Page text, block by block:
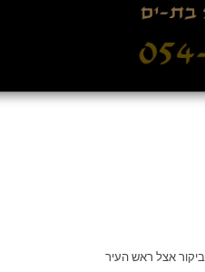
ביקור אצל ראש העיר